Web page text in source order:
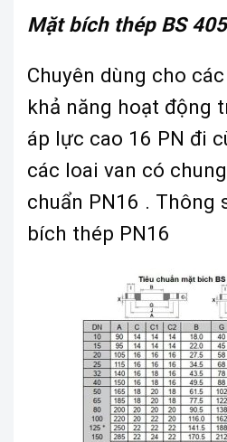
Mặt bích thép BS
Chuyên dùng cho
khả năng hoạt động
áp lực cao 16 PN đi
các loai van có
chuẩn PN16 . Thông
bích thép PN16